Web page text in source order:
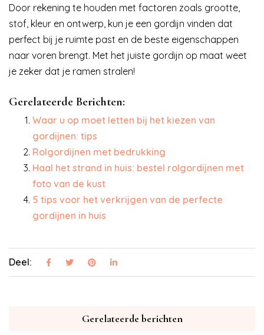
Door rekening te houden met factoren zoals grootte,
stof, kleur en ontwerp, kun je een gordijn vinden dat
perfect bij je ruimte past en de beste eigenschappen
naar voren brengt. Met het juiste gordijn op maat weet
je zeker dat je ramen stralen!
Gerelateerde Berichten:
Waar u op moet letten bij het kiezen van
gordijnen: tips
Rolgordijnen met bedrukking
Haal het strand in huis: bestel rolgordijnen met
foto van de kust
5 tips voor het verkrijgen van de perfecte
gordijnen in huis
Deel:
Gerelateerde berichten